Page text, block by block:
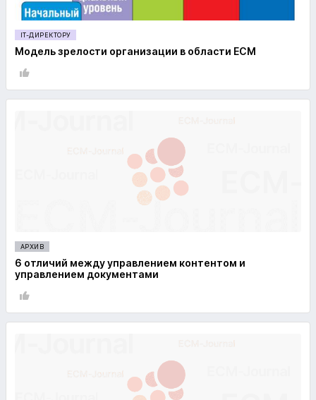
IT-ДИРЕКТОРУ
Модель зрелости организации в области ECM
АРХИВ
6 отличий между управлением контентом и
управлением документами